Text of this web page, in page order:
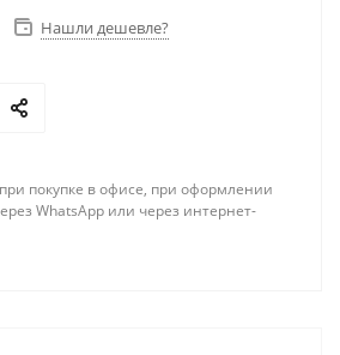
Нашли дешевле?
покупке в офисе, при оформлении
WhatsApp или через интернет-